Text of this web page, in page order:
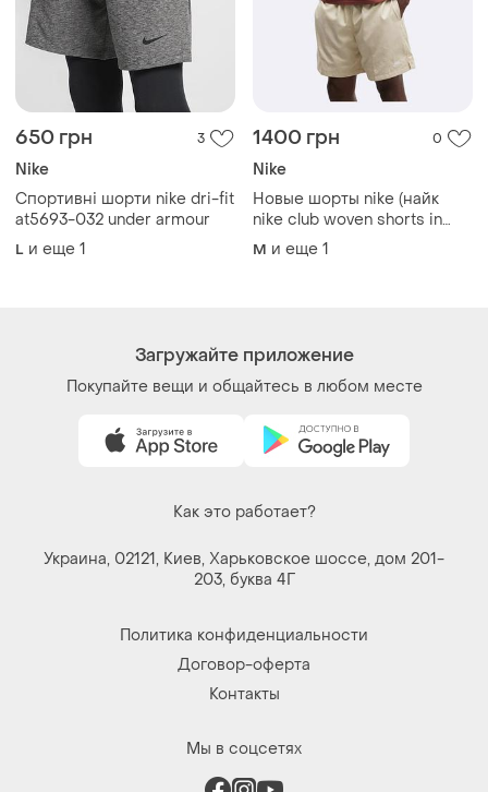
650 грн 3
Nike
Спортивні шорти nike dri-fit
at5693-032 under armour
L и еще 1
1400 грн 0
Nike
Новые шорты nike (найк
nike club woven shorts in
beige) с англии m,l
M и еще 1
Загружайте приложение
Покупайте вещи и общайтесь в любом месте
Как это работает?
Украина, 02121, Киев, Харьковское шоссе, дом 201-
203, буква 4Г
Политика конфиденциальности
Договор-оферта
Контакты
Мы в соцсетях